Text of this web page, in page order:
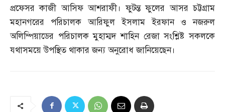
প্রফেসর কাজী আসিফ আশরাফী। ফুটন্ত ফুলের আসর চট্টগ্রাম
মহানগরের পরিচালক আরিফুল ইসলাম ইরফান ও নজরুল
অলিম্পিয়াডের পরিচালক মুহাম্মদ শাহিন রেজা সংশ্লিষ্ট সকলকে
যথাসময়ে উপস্থিত থাকার জন্য অনুরোধ জানিয়েছেন।